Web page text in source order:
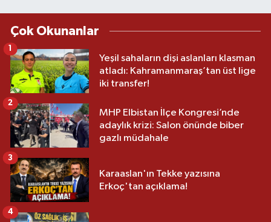
Çok Okunanlar
Yeşil sahaların dişi aslanları klasman
atladı: Kahramanmaraş’tan üst lige
iki transfer!
1
MHP Elbistan İlçe Kongresi’nde
adaylık krizi: Salon önünde biber
gazlı müdahale
2
Karaaslan'ın Tekke yazısına
Erkoç'tan açıklama!
3
4